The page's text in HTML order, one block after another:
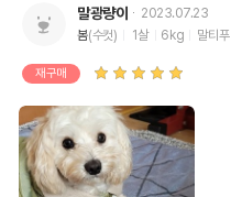
말광량이
2023.07.23
봄(수컷) 1살 6kg 말티푸
재구매